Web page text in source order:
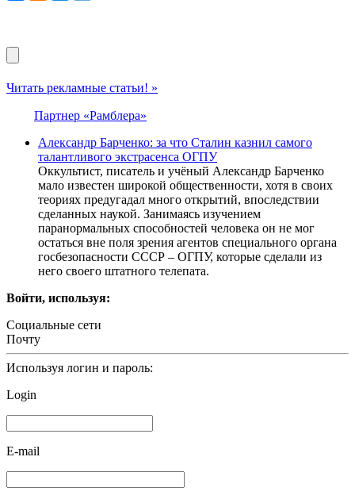
Читать рекламные статьи! »
Партнер «Рамблера»
Александр Барченко: за что Сталин казнил самого
талантливого экстрасенса ОГПУ
Оккультист, писатель и учёный Александр Барченко
мало известен широкой общественности, хотя в своих
теориях предугадал много открытий, впоследствии
сделанных наукой. Занимаясь изучением
паранормальных способностей человека он не мог
остаться вне поля зрения агентов специального органа
госбезопасности СССР – ОГПУ, которые сделали из
него своего штатного телепата.
Войти, используя:
Социальные сети
Почту
Используя логин и пароль:
Login
E-mail